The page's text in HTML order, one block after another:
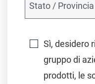
Sì, desidero
gruppo di
prodotti, le